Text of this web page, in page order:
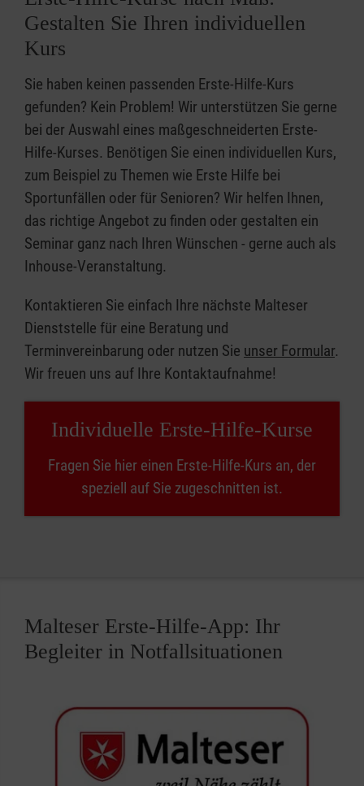
Gestalten Sie Ihren individuellen
Kurs
Sie haben keinen passenden Erste-Hilfe-Kurs
gefunden? Kein Problem! Wir unterstützen Sie gerne
bei der Auswahl eines maßgeschneiderten Erste-
Hilfe-Kurses. Benötigen Sie einen individuellen Kurs,
zum Beispiel zu Themen wie Erste Hilfe bei
Sportunfällen oder für Senioren? Wir helfen Ihnen,
das richtige Angebot zu finden oder gestalten ein
Seminar ganz nach Ihren Wünschen - gerne auch als
Inhouse-Veranstaltung.
Kontaktieren Sie einfach Ihre nächste Malteser
Dienststelle für eine Beratung und
Terminvereinbarung oder nutzen Sie unser Formular.
Wir freuen uns auf Ihre Kontaktaufnahme!
Individuelle Erste-Hilfe-Kurse
Fragen Sie hier einen Erste-Hilfe-Kurs an, der
speziell auf Sie zugeschnitten ist.
Malteser Erste-Hilfe-App: Ihr
Begleiter in Notfallsituationen